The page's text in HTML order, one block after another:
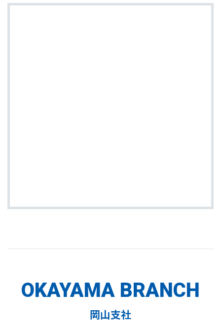
OKAYAMA BRANCH
岡山支社